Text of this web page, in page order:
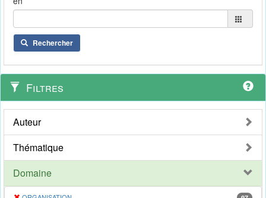
Rechercher
Filtres
Auteur
Thématique
Domaine